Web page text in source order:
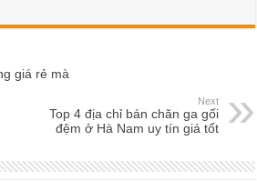
giá rẻ mà
Next
Top 4 địa chỉ bán chăn ga gối
đệm ở Hà Nam uy tín giá tốt